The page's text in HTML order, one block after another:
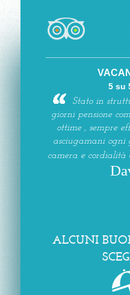
5 su
Stato in
giorni pensione
ottime , sempre
asciugamani ogni
camera e cordialità
ALCUNI